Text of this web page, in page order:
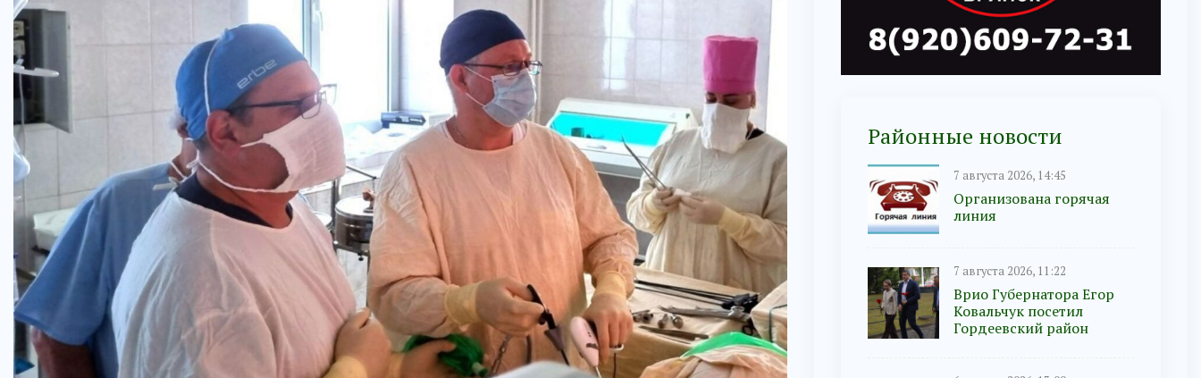
Районные новости
7 августа 2026, 14:45
Организована горячая
линия
7 августа 2026, 11:22
Врио Губернатора Егор
Ковальчук посетил
Гордеевский район